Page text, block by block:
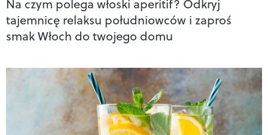
Na czym polega włoski aperitif? Odkryj
tajemnicę relaksu południowców i zaproś
smak Włoch do twojego domu